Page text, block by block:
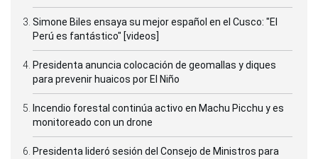
Simone Biles ensaya su mejor español en el Cusco: "El
Perú es fantástico" [videos]
Presidenta anuncia colocación de geomallas y diques
para prevenir huaicos por El Niño
Incendio forestal continúa activo en Machu Picchu y es
monitoreado con un drone
Presidenta lideró sesión del Consejo de Ministros para